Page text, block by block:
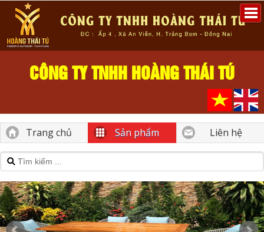
CÔNG TY TNHH HOÀNG THÁI TÚ
Trang chủ Sản phẩm Liên hệ